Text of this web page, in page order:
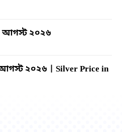
আগস্ট ২০২৬
২০২৬ | Silver Price in